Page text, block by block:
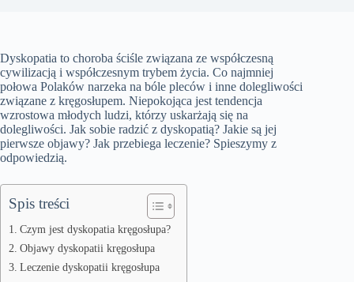
Dyskopatia to choroba ściśle związana ze współczesną
cywilizacją i współczesnym trybem życia. Co najmniej
połowa Polaków narzeka na bóle pleców i inne dolegliwości
związane z kręgosłupem. Niepokojąca jest tendencja
wzrostowa młodych ludzi, którzy uskarżają się na
dolegliwości. Jak sobie radzić z dyskopatią? Jakie są jej
pierwsze objawy? Jak przebiega leczenie? Spieszymy z
odpowiedzią.
Spis treści
Czym jest dyskopatia kręgosłupa?
Objawy dyskopatii kręgosłupa
Leczenie dyskopatii kręgosłupa